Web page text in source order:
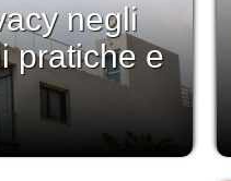
negli
pratiche e